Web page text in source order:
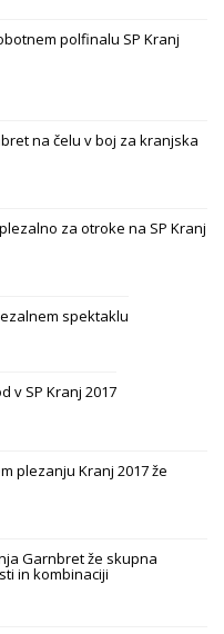
polfinalu SP Kranj
na čelu v boj za kranjska
za otroke na SP Kranj
spektaklu
v SP Kranj 2017
plezanju Kranj 2017 že
Garnbret že skupna
in kombinaciji